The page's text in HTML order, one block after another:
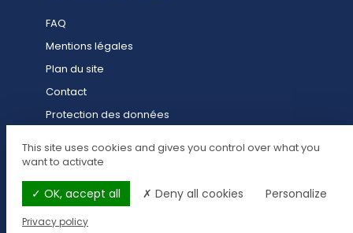
FAQ
Mentions légales
Plan du site
Contact
Protection des données
Cookies
This site uses cookies and gives you control over what you
want to activate
OK, accept all Deny all cookies Personalize
Privacy policy